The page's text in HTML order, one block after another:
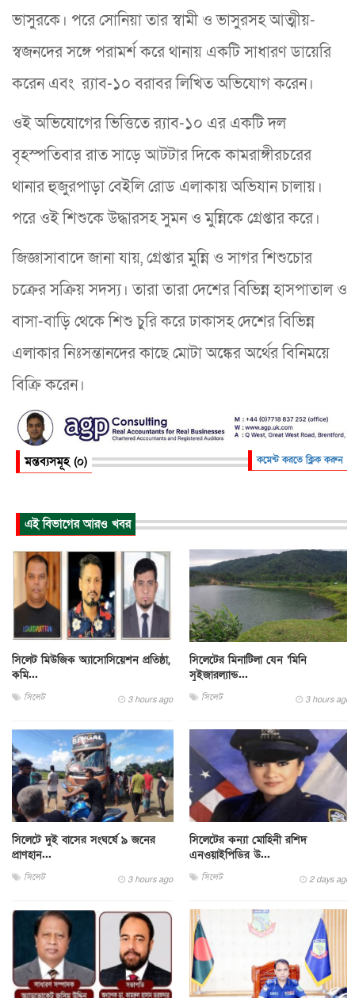
ভাসুরকে। পরে সোনিয়া তার স্বামী ও ভাসুরসহ আত্মীয়-
স্বজনদের সঙ্গে পরামর্শ করে থানায় একটি সাধারণ ডায়েরি
করেন এবং র‌্যাব-১০ বরাবর লিখিত অভিযোগ করেন।
ওই অভিযোগের ভিত্তিতে র‌্যাব-১০ এর একটি দল
বৃহস্পতিবার রাত সাড়ে আটটার দিকে কামরাঙ্গীরচরের
থানার হুজুরপাড়া বেইলি রোড এলাকায় অভিযান চালায়।
পরে ওই শিশুকে উদ্ধারসহ সুমন ও মুন্নিকে গ্রেপ্তার করে।
জিজ্ঞাসাবাদে জানা যায়, গ্রেপ্তার মুন্নি ও সাগর শিশুচোর
চক্রের সক্রিয় সদস্য। তারা তারা দেশের বিভিন্ন হাসপাতাল ও
বাসা-বাড়ি থেকে শিশু চুরি করে ঢাকাসহ দেশের বিভিন্ন
এলাকার নিঃসন্তানদের কাছে মোটা অঙ্কের অর্থের বিনিময়ে
বিক্রি করেন।
মন্তব্যসমূহ (০) কমেন্ট করতে ক্লিক করুন
এই বিভাগের আরও খবর
সিলেট মিউজিক অ্যাসোসিয়েশন প্রতিষ্ঠা,
কমি...
সিলেট 3 hours ago
সিলেটের মিনাটিলা যেন ‘মিনি
সুইজারল্যান্ড...
সিলেট 3 hours ago
সিলেটে দুই বাসের সংঘর্ষে ৯ জনের
প্রাণহান...
সিলেট 3 hours ago
সিলেটের কন্যা মোহিনী রশিদ
এনওয়াইপিডির উ...
সিলেট 2 days ago